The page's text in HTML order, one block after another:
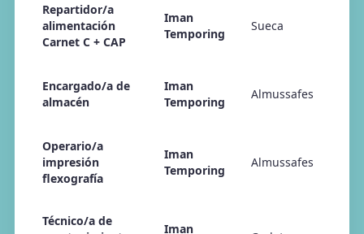
Repartidor/a
alimentación
Carnet C + CAP
Iman
Temporing
Sueca
Encargado/a de
almacén
Iman
Temporing
Almussafes
Operario/a
impresión
flexografía
Iman
Temporing
Almussafes
Técnico/a de
Iman